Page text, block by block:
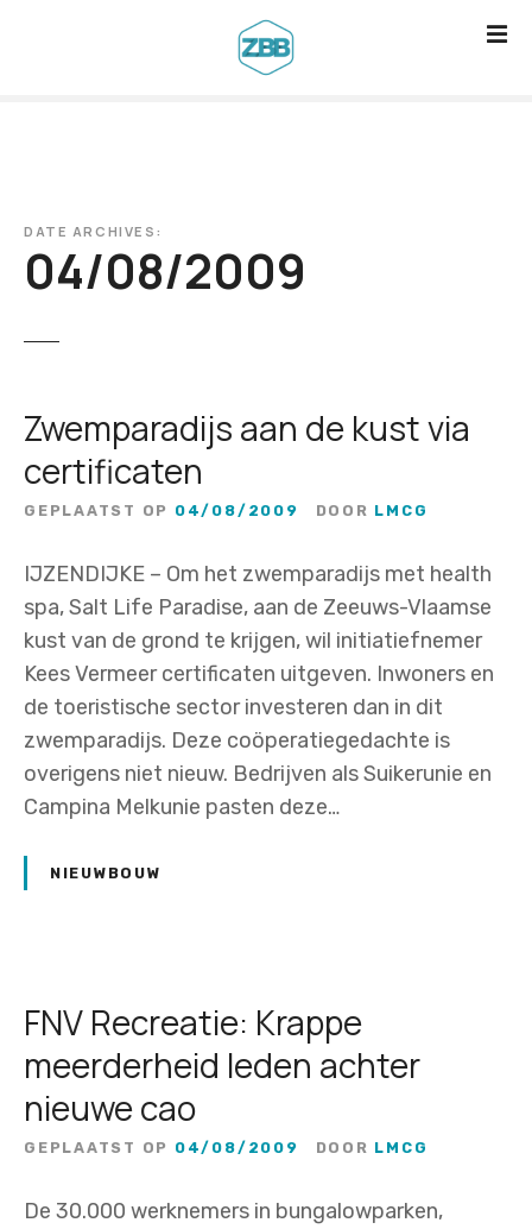
DATE ARCHIVES:
04/08/2009
Zwemparadijs aan de kust via
certificaten
GEPLAATST OP 04/08/2009 DOOR LMCG
IJZENDIJKE – Om het zwemparadijs met health
spa, Salt Life Paradise, aan de Zeeuws-Vlaamse
kust van de grond te krijgen, wil initiatiefnemer
Kees Vermeer certificaten uitgeven. Inwoners en
de toeristische sector investeren dan in dit
zwemparadijs. Deze coöperatiegedachte is
overigens niet nieuw. Bedrijven als Suikerunie en
Campina Melkunie pasten deze…
NIEUWBOUW
FNV Recreatie: Krappe
meerderheid leden achter
nieuwe cao
GEPLAATST OP 04/08/2009 DOOR LMCG
De 30.000 werknemers in bungalowparken,